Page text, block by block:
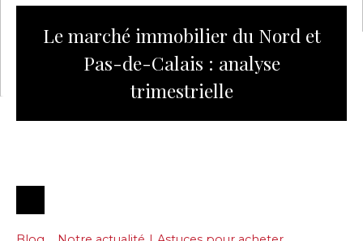
Le marché immobilier du Nord et
Pas-de-Calais : analyse
trimestrielle